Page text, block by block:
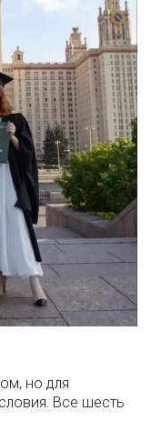
но для
Все шесть